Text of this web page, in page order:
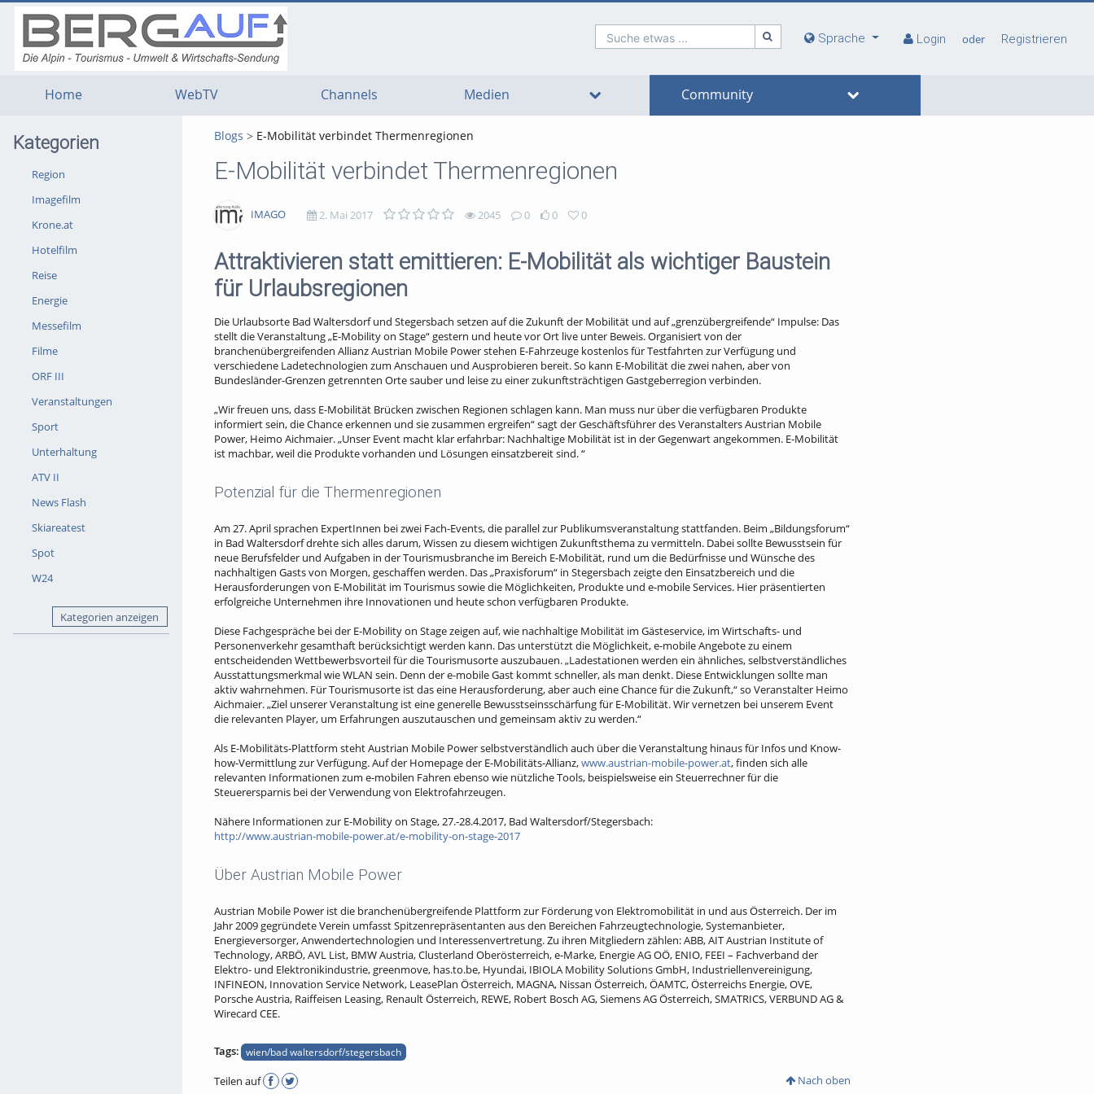
Suche etwas ... Sprache Login oder Registrieren
Home WebTV Channels Medien Community
Kategorien
Region
Imagefilm
Krone.at
Hotelfilm
Reise
Energie
Messefilm
Filme
ORF III
Veranstaltungen
Sport
Unterhaltung
ATV II
News Flash
Skiareatest
Spot
W24
Kategorien anzeigen
Blogs E-Mobilität verbindet Thermenregionen
E-Mobilität verbindet Thermenregionen
IMAGO 2. Mai 2017 2045 0
Kommentare
0 0
favorites
Attraktivieren statt emittieren: E-Mobilität als wichtiger Baustein
für Urlaubsregionen
Die Urlaubsorte Bad Waltersdorf und Stegersbach setzen auf die Zukunft der Mobilität und auf „grenzübergreifende“ Impulse: Das
stellt die Veranstaltung „E-Mobility on Stage“ gestern und heute vor Ort live unter Beweis. Organisiert von der
branchenübergreifenden Allianz Austrian Mobile Power stehen E-Fahrzeuge kostenlos für Testfahrten zur Verfügung und
verschiedene Ladetechnologien zum Anschauen und Ausprobieren bereit. So kann E-Mobilität die zwei nahen, aber von
Bundesländer-Grenzen getrennten Orte sauber und leise zu einer zukunftsträchtigen Gastgeberregion verbinden.
„Wir freuen uns, dass E-Mobilität Brücken zwischen Regionen schlagen kann. Man muss nur über die verfügbaren Produkte
informiert sein, die Chance erkennen und sie zusammen ergreifen“ sagt der Geschäftsführer des Veranstalters Austrian Mobile
Power, Heimo Aichmaier. „Unser Event macht klar erfahrbar: Nachhaltige Mobilität ist in der Gegenwart angekommen. E-Mobilität
ist machbar, weil die Produkte vorhanden und Lösungen einsatzbereit sind. “
Potenzial für die Thermenregionen
Am 27. April sprachen ExpertInnen bei zwei Fach-Events, die parallel zur Publikumsveranstaltung stattfanden. Beim „Bildungsforum“
in Bad Waltersdorf drehte sich alles darum, Wissen zu diesem wichtigen Zukunftsthema zu vermitteln. Dabei sollte Bewusstsein für
neue Berufsfelder und Aufgaben in der Tourismusbranche im Bereich E-Mobilität, rund um die Bedürfnisse und Wünsche des
nachhaltigen Gasts von Morgen, geschaffen werden. Das „Praxisforum“ in Stegersbach zeigte den Einsatzbereich und die
Herausforderungen von E-Mobilität im Tourismus sowie die Möglichkeiten, Produkte und e-mobile Services. Hier präsentierten
erfolgreiche Unternehmen ihre Innovationen und heute schon verfügbaren Produkte.
Diese Fachgespräche bei der E-Mobility on Stage zeigen auf, wie nachhaltige Mobilität im Gästeservice, im Wirtschafts- und
Personenverkehr gesamthaft berücksichtigt werden kann. Das unterstützt die Möglichkeit, e-mobile Angebote zu einem
entscheidenden Wettbewerbsvorteil für die Tourismusorte auszubauen. „Ladestationen werden ein ähnliches, selbstverständliches
Ausstattungsmerkmal wie WLAN sein. Denn der e-mobile Gast kommt schneller, als man denkt. Diese Entwicklungen sollte man
aktiv wahrnehmen. Für Tourismusorte ist das eine Herausforderung, aber auch eine Chance für die Zukunft,“ so Veranstalter Heimo
Aichmaier. „Ziel unserer Veranstaltung ist eine generelle Bewusstseinsschärfung für E-Mobilität. Wir vernetzen bei unserem Event
die relevanten Player, um Erfahrungen auszutauschen und gemeinsam aktiv zu werden.“
Als E-Mobilitäts-Plattform steht Austrian Mobile Power selbstverständlich auch über die Veranstaltung hinaus für Infos und Know-
how-Vermittlung zur Verfügung. Auf der Homepage der E-Mobilitäts-Allianz,www.austrian-mobile-power.at, finden sich alle
relevanten Informationen zum e-mobilen Fahren ebenso wie nützliche Tools, beispielsweise ein Steuerrechner für die
Steuerersparnis bei der Verwendung von Elektrofahrzeugen.
Nähere Informationen zur E-Mobility on Stage, 27.-28.4.2017, Bad Waltersdorf/Stegersbach:
http://www.austrian-mobile-power.at/e-mobility-on-stage-2017
Über Austrian Mobile Power
Austrian Mobile Power ist die branchenübergreifende Plattform zur Förderung von Elektromobilität in und aus Österreich. Der im
Jahr 2009 gegründete Verein umfasst Spitzenrepräsentanten aus den Bereichen Fahrzeugtechnologie, Systemanbieter,
Energieversorger, Anwendertechnologien und Interessenvertretung. Zu ihren Mitgliedern zählen: ABB, AIT Austrian Institute of
Technology, ARBÖ, AVL List, BMW Austria, Clusterland Oberösterreich, e-Marke, Energie AG OÖ, ENIO, FEEI – Fachverband der
Elektro- und Elektronikindustrie, greenmove, has.to.be, Hyundai, IBIOLA Mobility Solutions GmbH, Industriellenvereinigung,
INFINEON, Innovation Service Network, LeasePlan Österreich, MAGNA, Nissan Österreich, ÖAMTC, Österreichs Energie, OVE,
Porsche Austria, Raiffeisen Leasing, Renault Österreich, REWE, Robert Bosch AG, Siemens AG Österreich, SMATRICS, VERBUND AG &
Wirecard CEE.
Tags: wien/bad waltersdorf/stegersbach
Teilen auf Nach oben